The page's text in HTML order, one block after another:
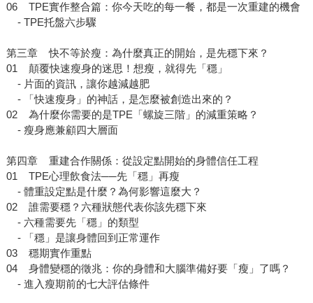
06 TPE實作整合篇：你今天吃的每一餐，都是一次重建的機會
- TPE托盤六步驟
第三章 快不等於瘦：為什麼真正的開始，是先穩下來？
01 顛覆快速瘦身的迷思！想瘦，就得先「穩」
- 片面的資訊，讓你越減越肥
- 「快速瘦身」的神話，是怎麼被創造出來的？
02 為什麼你需要的是TPE「螺旋三階」的減重策略？
- 瘦身應兼顧四大層面
第四章 重建合作關係：從設定點開始的身體信任工程
01 TPE心理飲食法──先「穩」再瘦
- 體重設定點是什麼？為何影響這麼大？
02 誰需要穩？六種狀態代表你該先穩下來
- 六種需要先「穩」的類型
- 「穩」是讓身體回到正常運作
03 穩期實作重點
04 身體變穩的徵兆：你的身體和大腦準備好要「瘦」了嗎？
- 進入瘦期前的七大評估條件